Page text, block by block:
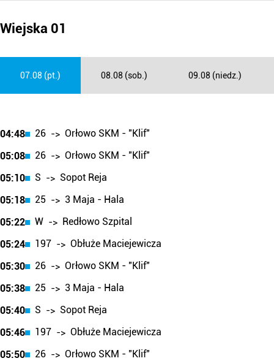
Wiejska 01
07.08 (pt.) 08.08 (sob.) 09.08 (niedz.)
04:48 26 -> Orłowo SKM - "Klif"
05:08
26 -> Orłowo SKM - "Klif"
05:10
S -> Sopot Reja
05:18
25 -> 3 Maja - Hala
05:22
W -> Redłowo Szpital
05:24
197 -> Obłuże Maciejewicza
05:30
26 -> Orłowo SKM - "Klif"
05:38
25 -> 3 Maja - Hala
05:40
S -> Sopot Reja
05:46
197 -> Obłuże Maciejewicza
05:50
26 -> Orłowo SKM - "Klif"